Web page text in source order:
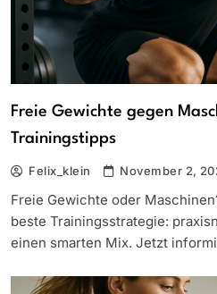
Freie Gewichte gegen
Trainingstipps
Felix_klein November 2,
Freie Gewichte oder
beste Trainingsstrategie:
einen smarten Mix. Jetzt